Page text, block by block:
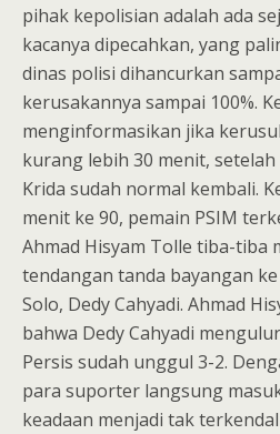
pihak kepolisian adalah ada
kacanya dipecahkan, yang
dinas polisi dihancurkan
kerusakannya sampai 100%.
menginformasikan jika
kurang lebih 30 menit,
Krida sudah normal kembali.
menit ke 90, pemain PSIM
Ahmad Hisyam Tolle tiba-tiba
tendangan tanda bayangan
Solo, Dedy Cahyadi. Ahmad
bahwa Dedy Cahyadi
Persis sudah unggul 3-2.
para suporter langsung
keadaan menjadi tak